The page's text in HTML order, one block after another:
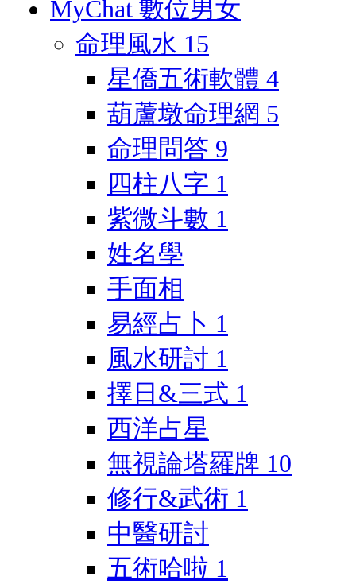
MyChat 數位男女
命理風水 15
星僑五術軟體 4
葫蘆墩命理網 5
命理問答 9
四柱八字 1
紫微斗數 1
姓名學
手面相
易經占卜 1
風水研討 1
擇日&三式 1
西洋占星
無視論塔羅牌 10
修行&武術 1
中醫研討
五術哈啦 1